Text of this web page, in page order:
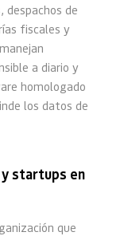
despachos de
fiscales y
a diario y
homologado
los datos de
y startups en
que